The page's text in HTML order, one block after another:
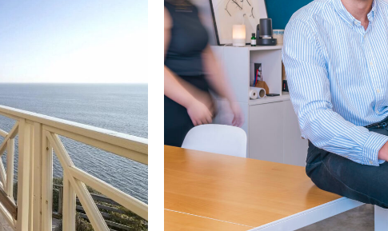
Zdraví
NEWSLETTER
Souhlasím se zpracováním